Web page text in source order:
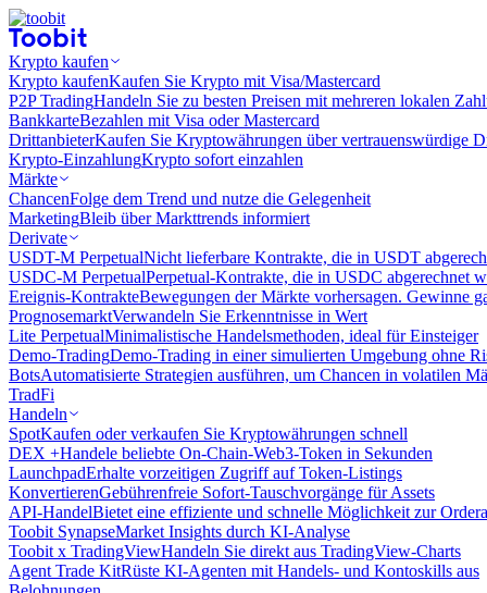
Krypto kaufen
Krypto kaufenKaufen Sie Krypto mit Visa/Mastercard
P2P TradingHandeln Sie zu besten Preisen mit mehreren lokalen
BankkarteBezahlen mit Visa oder Mastercard
DrittanbieterKaufen Sie Kryptowährungen über vertrauenswürdige
Krypto-EinzahlungKrypto sofort einzahlen
Märkte
ChancenFolge dem Trend und nutze die Gelegenheit
MarketingBleib über Markttrends informiert
Derivate
USDT-M PerpetualNicht lieferbare Kontrakte, die in USDT
USDC-M PerpetualPerpetual-Kontrakte, die in USDC abgerechnet
Ereignis-KontrakteBewegungen der Märkte vorhersagen. Gewinne
PrognosemarktVerwandeln Sie Erkenntnisse in Wert
Lite PerpetualMinimalistische Handelsmethoden, ideal für Einsteiger
Demo-TradingDemo-Trading in einer simulierten Umgebung ohne
BotsAutomatisierte Strategien ausführen, um Chancen in volatilen
TradFi
Handeln
SpotKaufen oder verkaufen Sie Kryptowährungen schnell
DEX +Handele beliebte On-Chain-Web3-Token in Sekunden
LaunchpadErhalte vorzeitigen Zugriff auf Token-Listings
KonvertierenGebührenfreie Sofort-Tauschvorgänge für Assets
API-HandelBietet eine effiziente und schnelle Möglichkeit zur
Toobit SynapseMarket Insights durch KI-Analyse
Toobit x TradingViewHandeln Sie direkt aus TradingView-Charts
Agent Trade KitRüste KI-Agenten mit Handels- und Kontoskills aus